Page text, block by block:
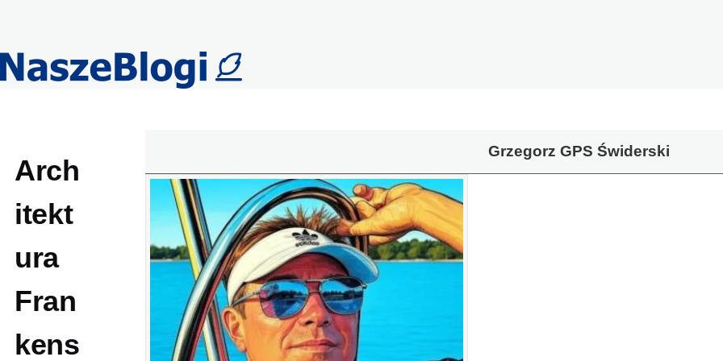
Arch
itekt
ura
Fran
kens
Grzegorz GPS Świderski